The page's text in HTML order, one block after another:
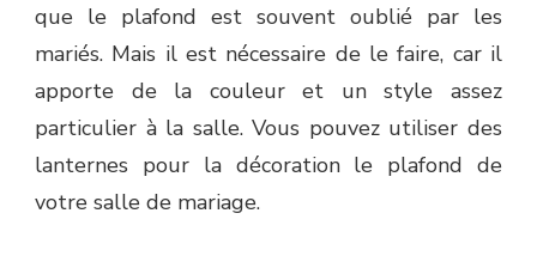
que le plafond est souvent oublié par les
mariés. Mais il est nécessaire de le faire, car il
apporte de la couleur et un style assez
particulier à la salle. Vous pouvez utiliser des
lanternes pour la décoration le plafond de
votre salle de mariage.